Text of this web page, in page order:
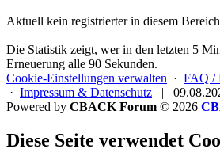
Aktuell kein registrierter in diesem Bereich
Die Statistik zeigt, wer in den letzten 5
Erneuerung alle 90 Sekunden.
Cookie-Einstellungen verwalten · FAQ /
· Impressum & Datenschutz |
Powered by CBACK Forum © 2026
Diese Seite verwendet